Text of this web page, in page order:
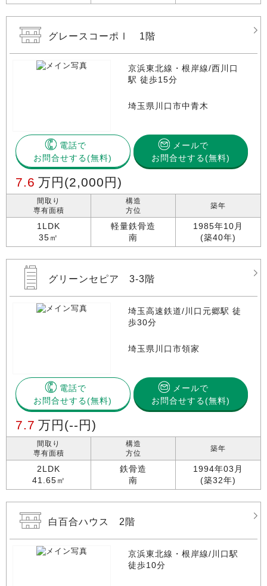
グレースコーポⅠ 1階
京浜東北線・根岸線/西川口
駅 徒歩15分
埼玉県川口市中青木
電話で
お問合せする
メールで
お問合せする(無料)
7.6 万円 (2,000円)
間取り
専有面積
1LDK
35㎡
構造
方位
軽量鉄骨造
南
築年
1985年10月
(築40年)
グリーンセピア 3-3階
埼玉高速鉄道/川口元郷駅 徒
歩30分
埼玉県川口市領家
電話で
お問合せする
メールで
お問合せする(無料)
7.7 万円 (--円)
間取り
専有面積
2LDK
41.65㎡
構造
方位
鉄骨造
南
築年
1994年03月
(築32年)
白百合ハウス 2階
京浜東北線・根岸線/川口駅
徒歩10分